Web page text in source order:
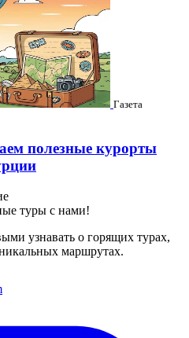
Газета
полезные курорты
туры с нами!
узнавать о горящих турах,
маршрутах.